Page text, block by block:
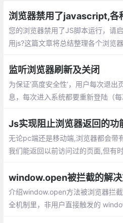
您的浏览器禁用了JS脚本运行，请
用js?这篇文章将总结整理各个浏览
监听浏览器刷新及关闭
为保证‘高度安全性’，用户每次退
息，每次进入系统都要重新登陆（
可以清除登陆信息。
Js实现阻止浏览器返回的功
无论pc端还是移动端,浏览器都会带
我们能返回以前访问过的页面,但有
window.open被拦截的解
介绍window.open方法被浏览器拦
全机制里，非用户直接触发的